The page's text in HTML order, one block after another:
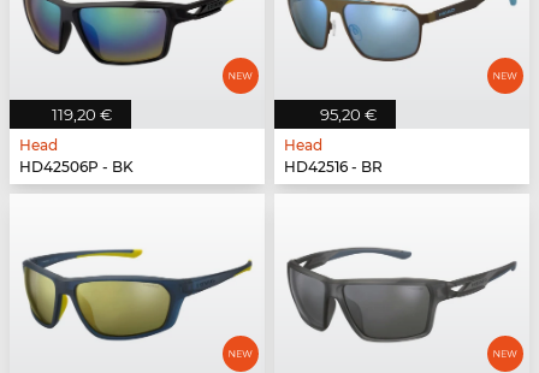
119,20 €
Head
HD42506P - BK
95,20 €
Head
HD42516 - BR